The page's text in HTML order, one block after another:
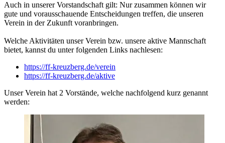
Auch in unserer Vorstandschaft gilt: Nur zusammen können wir
gute und vorausschauende Entscheidungen treffen, die unseren
Verein in der Zukunft voranbringen.
Welche Aktivitäten unser Verein bzw. unsere aktive Mannschaft
bietet, kannst du unter folgenden Links nachlesen:
https://ff-kreuzberg.de/verein
https://ff-kreuzberg.de/aktive
Unser Verein hat 2 Vorstände, welche nachfolgend kurz genannt
werden: